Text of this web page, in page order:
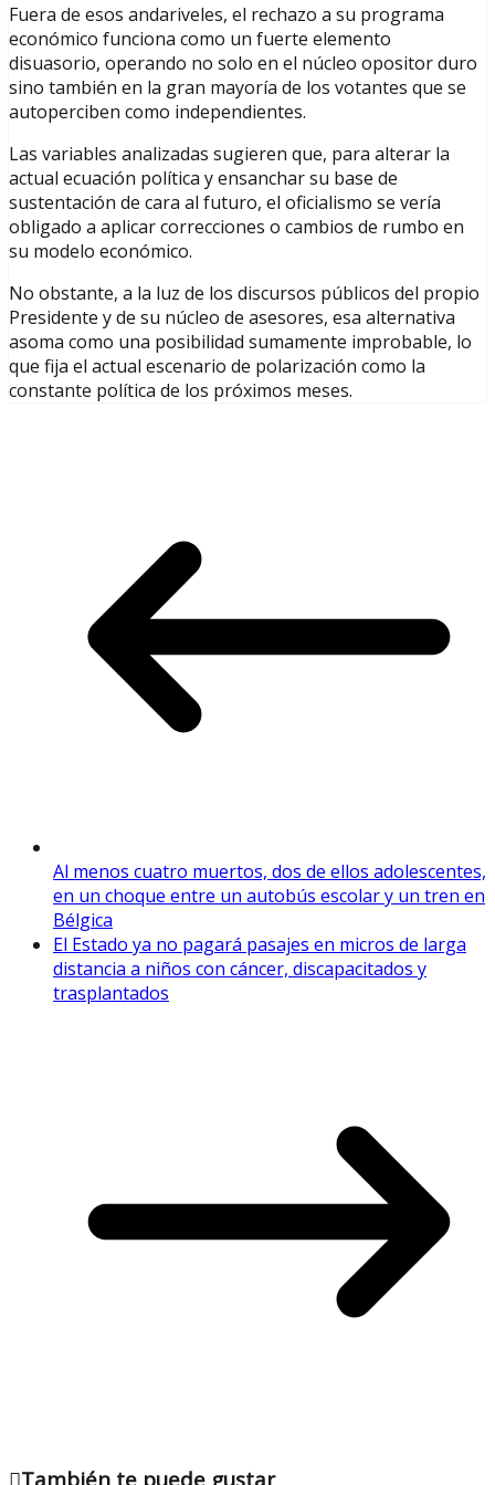
Fuera de esos andariveles, el rechazo a su programa
económico funciona como un fuerte elemento
disuasorio, operando no solo en el núcleo opositor duro
sino también en la gran mayoría de los votantes que se
autoperciben como independientes.
Las variables analizadas sugieren que, para alterar la
actual ecuación política y ensanchar su base de
sustentación de cara al futuro, el oficialismo se vería
obligado a aplicar correcciones o cambios de rumbo en
su modelo económico.
No obstante, a la luz de los discursos públicos del propio
Presidente y de su núcleo de asesores, esa alternativa
asoma como una posibilidad sumamente improbable, lo
que fija el actual escenario de polarización como la
constante política de los próximos meses.
Al menos cuatro muertos, dos de ellos adolescentes,
en un choque entre un autobús escolar y un tren en
Bélgica
El Estado ya no pagará pasajes en micros de larga
distancia a niños con cáncer, discapacitados y
trasplantados
También te puede gustar